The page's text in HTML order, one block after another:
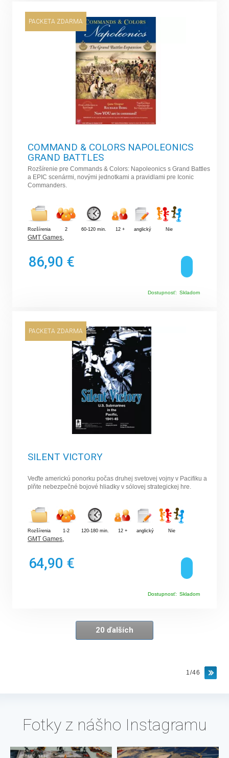
PACKETA ZDARMA
COMMAND & COLORS NAPOLEONICS
GRAND BATTLES
Rozšírenie pre Commands & Colors: Napoleonics s Grand Battles
a EPIC scenármi, novými jednotkami a pravidlami pre Iconic
Commanders.
Rozšírenia 2 60-120 min. 12 + anglický Nie
GMT Games,
86,90 €
Dostupnosť: Skladom
PACKETA ZDARMA
SILENT VICTORY
Veďte americkú ponorku počas druhej svetovej vojny v Pacifiku a
plňte nebezpečné bojové hliadky v sólovej strategickej hre.
Rozšírenia 1-2 120-180 min. 12 + anglický Nie
GMT Games,
64,90 €
Dostupnosť: Skladom
20 ďalších
1/46
Fotky z nášho Instagramu